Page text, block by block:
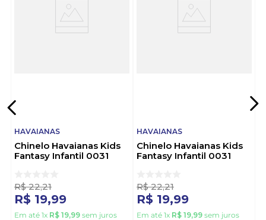
HAVAIANAS
Chinelo Havaianas Kids
Fantasy Infantil 0031
R$ 22,21
R$ 19,99
Em até 1x R$ 19,99 sem juros
HAVAIANAS
Chinelo Havaianas Kids
Fantasy Infantil 0031
R$ 22,21
R$ 19,99
Em até 1x R$ 19,99 sem juros